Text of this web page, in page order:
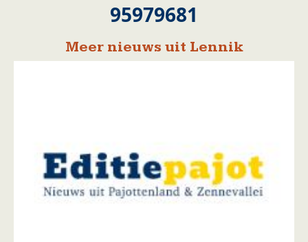
95979681
Meer nieuws uit Lennik